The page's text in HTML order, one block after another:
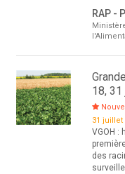
RAP -
18,
31 juillet
VGOH :
des